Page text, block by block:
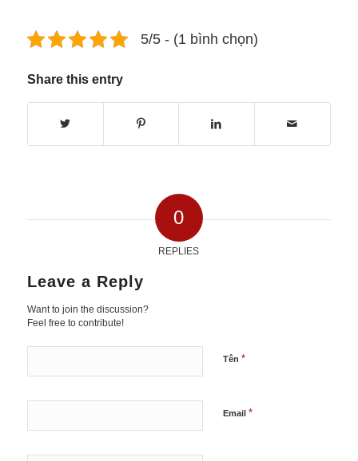
5/5 - (1 bình chọn)
Share this entry
0
REPLIES
Leave a Reply
Want to join the discussion?
Feel free to contribute!
Tên *
Email *